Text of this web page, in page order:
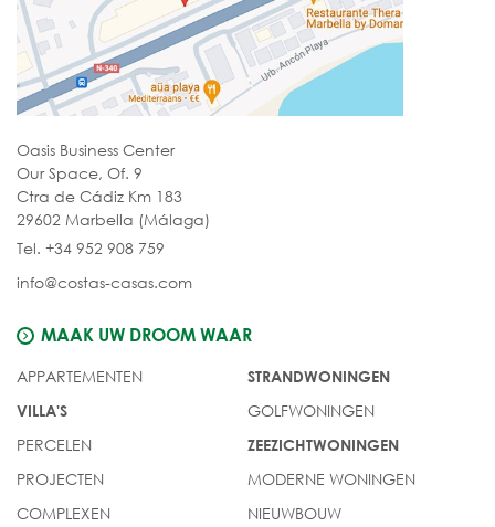
Oasis Business Center
Our Space, Of. 9
Ctra de Cádiz Km 183
29602 Marbella (Málaga)
Tel. +34 952 908 759
info@costas-casas.com
MAAK UW DROOM WAAR
APPARTEMENTEN
VILLA'S
PERCELEN
PROJECTEN
COMPLEXEN
STRANDWONINGEN
GOLFWONINGEN
ZEEZICHTWONINGEN
MODERNE WONINGEN
NIEUWBOUW